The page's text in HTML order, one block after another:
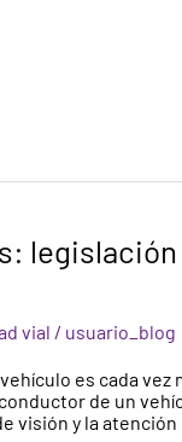
vial / usuario_blog
es cada
de un
visión y la